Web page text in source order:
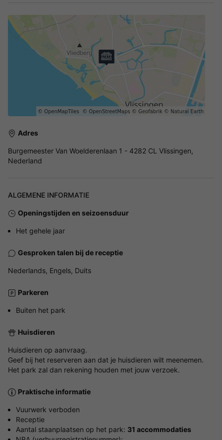
Adres
Burgemeester Van Woelderenlaan 1 - 4282 CL Vlissingen,
Nederland
ALGEMENE INFORMATIE
Openingstijden en seizoensduur
Het gehele jaar
Gesproken talen bij de receptie
Nederlands, Engels, Duits
Parkeren
Buiten het park
Huisdieren
Huisdieren op aanvraag.
Geef bij het reserveren aan dat je huisdieren wilt meenemen.
Het park zal dan rekening houden met jouw verzoek.
Praktische informatie
Vuurwerk verboden
Receptie
Aantal staanplaatsen op het park: 31 accommodaties